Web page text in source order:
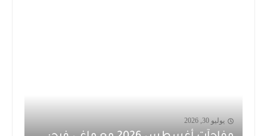
يوليو 30, 2026